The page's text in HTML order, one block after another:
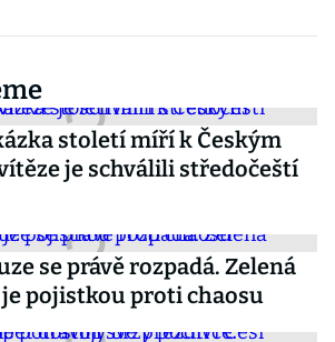
století míří k Českým
je schválili středočeští
se právě rozpadá. Zelená
pojistkou proti chaosu